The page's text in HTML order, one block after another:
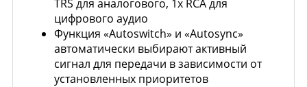
TRS для аналогового, 1x RCA для
цифрового аудио
Функция «Autoswitch» и «Autosync»
автоматически выбирают активный
сигнал для передачи в зависимости от
установленных приоритетов